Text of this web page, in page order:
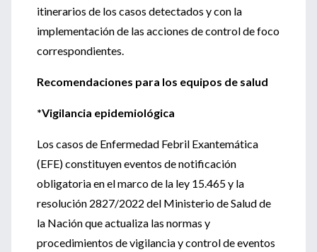
itinerarios de los casos detectados y con la
implementación de las acciones de control de foco
correspondientes.
Recomendaciones para los equipos de salud
*Vigilancia epidemiológica
Los casos de Enfermedad Febril Exantemática
(EFE) constituyen eventos de notificación
obligatoria en el marco de la ley 15.465 y la
resolución 2827/2022 del Ministerio de Salud de
la Nación que actualiza las normas y
procedimientos de vigilancia y control de eventos